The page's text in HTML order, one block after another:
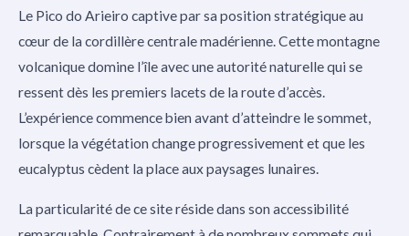
Le Pico do Arieiro captive par sa position stratégique au
cœur de la cordillère centrale madérienne. Cette montagne
volcanique domine l’île avec une autorité naturelle qui se
ressent dès les premiers lacets de la route d’accès.
L’expérience commence bien avant d’atteindre le sommet,
lorsque la végétation change progressivement et que les
eucalyptus cèdent la place aux paysages lunaires.
La particularité de ce site réside dans son accessibilité